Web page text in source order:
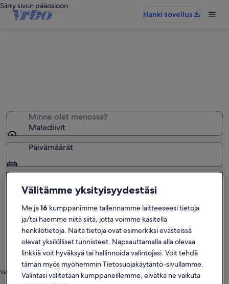
Siirry sivun pääosioon
Hanki sovellus
Valokuva: Maldives Tourism Promotion Board
Minne olet menossa?
Malediivit
Päivämäärät
2 asiakasta
Hae
Välitämme yksityisyydestäsi
Me ja16 kumppanimme tallennamme laitteeseesi tietoja
ja/tai haemme niitä siitä, jotta voimme käsitellä
henkilötietoja. Näitä tietoja ovat esimerkiksi evästeissä
olevat yksilölliset tunnisteet. Napsauttamalla alla olevaa
linkkiä voit hyväksyä tai hallinnoida valintojasi. Voit tehdä
tämän myös myöhemmin Tietosuojakäytäntö-sivullamme.
Valintasi välitetään kumppaneillemme, eivätkä ne vaikuta